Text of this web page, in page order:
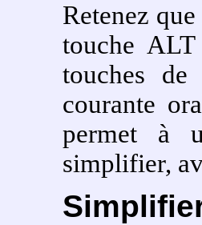
Retenez
touche
touches
courante
permet à
simplifier,